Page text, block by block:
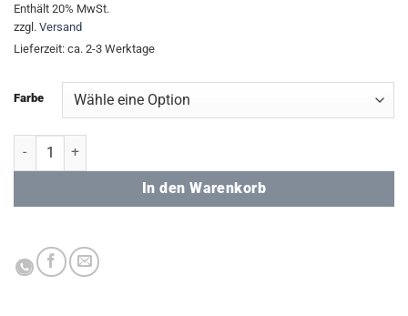
Enthält 20% MwSt.
zzgl. Versand
Lieferzeit: ca. 2-3 Werktage
Farbe
Grip Schulschere - div. Farben (FABER-CASTELL) Menge
In den Warenkorb